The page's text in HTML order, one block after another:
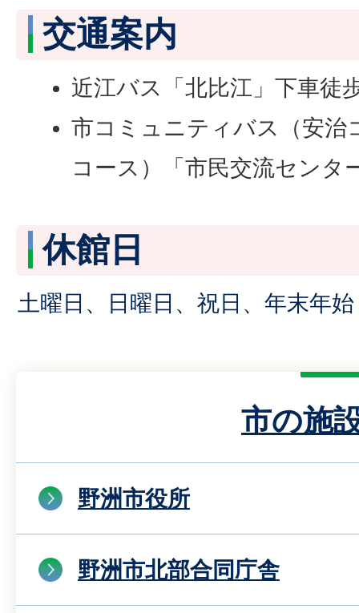
交通案内
近江バス「北比江」下車徒
市コミュニティバス（安治
コース）「市民交流センタ
休館日
土曜日、日曜日、祝日、年末年始
市の施
野洲市役所
野洲市北部合同庁舎